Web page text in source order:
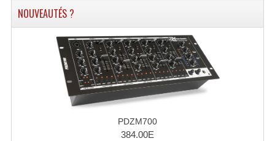
Lecteurs Double Cd Mixage Intégrée
Lecteurs Double Cd MP3
Lecteurs Lasers Simple Et Mp3 (rack 19")
Minidisc
Digital Package Et Logiciel
NOUVEAUTÉS ?
PDZM700
384.00E